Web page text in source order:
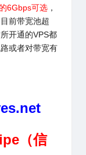
6Gbps可选 ，
前带宽池超
开通的VPS都
或者对带宽有
（信